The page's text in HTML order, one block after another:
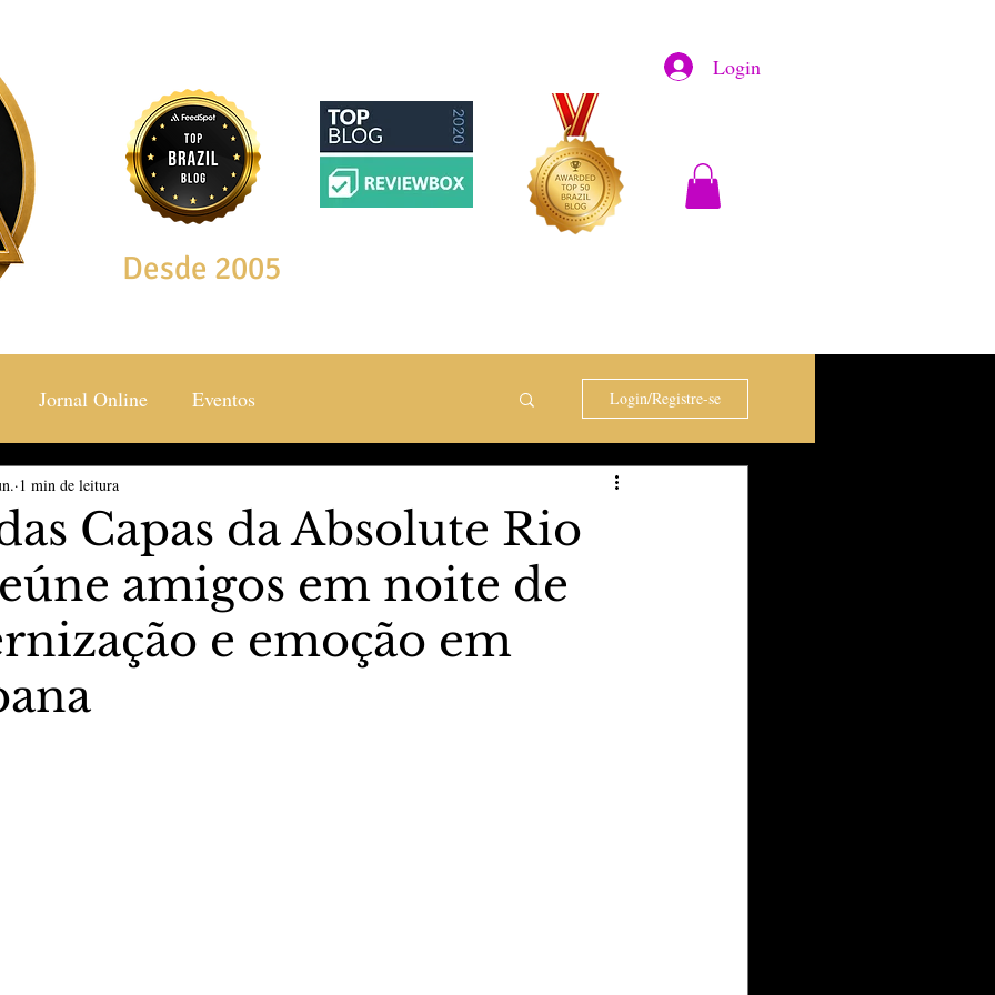
Login
Desde 2005
Jornal Online Eventos
& Estilos
The Vip Club Business Marujo Carioca
& Lazer Carnaval São Paulo Negocio
Login/Registre-se
Capas da Absolute Rio
amigos em noite de
e emoção em
1 min de leitura
estrelas.